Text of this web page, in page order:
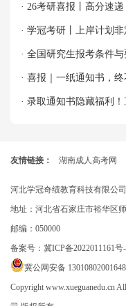
· 26考研喜报丨高分速
· 学冠考研丨上岸计划
· 全国研究生报考条件
· 喜报｜一纸通知书，
· 录取通知书隐藏福利！
友情链接： 湖南成人高考网
河北学冠奇绩教育科技有限公司
地址：河北省石家庄市裕华区
邮编：050000
备案号： 冀ICP备2022011161号
冀公网安备
Copyright www.xueguanedu.cn